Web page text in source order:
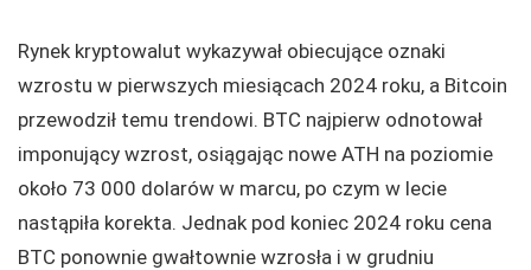
Rynek kryptowalut wykazywał obiecujące oznaki
wzrostu w pierwszych miesiącach 2024 roku, a Bitcoin
przewodził temu trendowi. BTC najpierw odnotował
imponujący wzrost, osiągając nowe ATH na poziomie
około 73 000 dolarów w marcu, po czym w lecie
nastąpiła korekta. Jednak pod koniec 2024 roku cena
BTC ponownie gwałtownie wzrosła i w grudniu